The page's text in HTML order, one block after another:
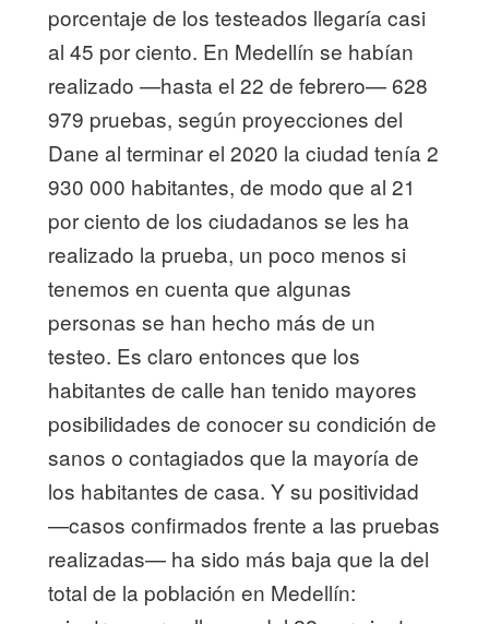
porcentaje de los testeados llegaría casi
al 45 por ciento. En Medellín se habían
realizado —hasta el 22 de febrero— 628
979 pruebas, según proyecciones del
Dane al terminar el 2020 la ciudad tenía 2
930 000 habitantes, de modo que al 21
por ciento de los ciudadanos se les ha
realizado la prueba, un poco menos si
tenemos en cuenta que algunas
personas se han hecho más de un
testeo. Es claro entonces que los
habitantes de calle han tenido mayores
posibilidades de conocer su condición de
sanos o contagiados que la mayoría de
los habitantes de casa. Y su positividad
—casos confirmados frente a las pruebas
realizadas— ha sido más baja que la del
total de la población en Medellín: